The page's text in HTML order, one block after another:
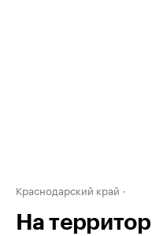
Краснодарский край
На